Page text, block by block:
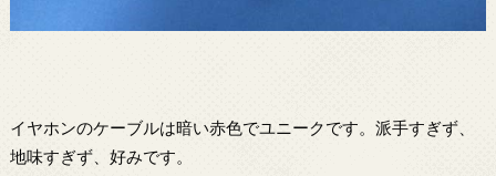
イヤホンのケーブルは暗い赤色でユニークです。派手すぎず、
地味すぎず、好みです。